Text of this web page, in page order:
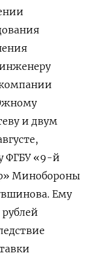
и двум
ФГБУ «9-й
Минобороны
Ему